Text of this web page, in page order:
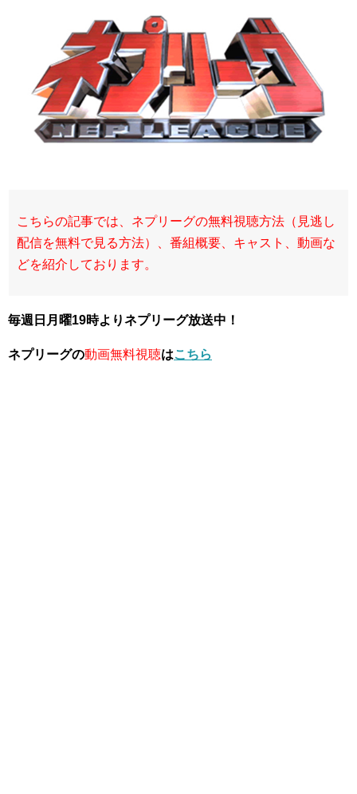
こちらの記事では、ネプリーグの無料視聴方法（見逃し
配信を無料で見る方法）、番組概要、キャスト、動画な
どを紹介しております。
毎週日 月曜19時よりネプリーグ放送中！
ネプリーグの動画無料視聴はこちら